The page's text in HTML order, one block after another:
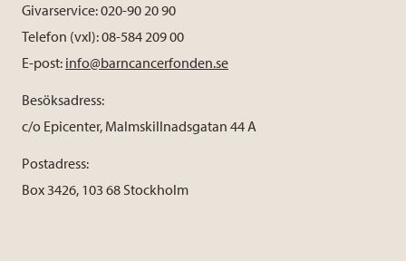
Givarservice: 020-90 20 90
Telefon (vxl): 08-584 209 00
E-post: info@barncancerfonden.se
Besöksadress:
c/o Epicenter, Malmskillnadsgatan 44 A
Postadress:
Box 3426, 103 68 Stockholm